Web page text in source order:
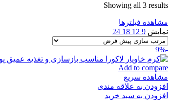
Showing all 3 results
مشاهده فیلترها
نمایش 9
12
18
24
-9%
Add to compare
مشاهده سریع
افزودن به علاقه مندی
افزودن به سبد خرید